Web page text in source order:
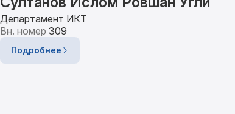
Департамент ИКТ
Вн. номер 309
Подробнее